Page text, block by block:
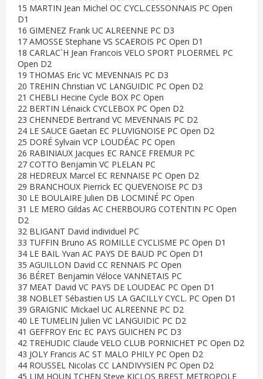
15 MARTIN Jean Michel OC CYCL.CESSONNAIS PC Open
D1
16 GIMENEZ Frank UC ALREENNE PC D3
17 AMOSSE Stephane VS SCAEROIS PC Open D1
18 CARLAC`H Jean Francois VELO SPORT PLOERMEL PC
Open D2
19 THOMAS Eric VC MEVENNAIS PC D3
20 TREHIN Christian VC LANGUIDIC PC Open D2
21 CHEBLI Hecine Cycle BOX PC Open
22 BERTIN Lénaick CYCLEBOX PC Open D2
23 CHENNEDE Bertrand VC MEVENNAIS PC D2
24 LE SAUCE Gaetan EC PLUVIGNOISE PC Open D2
25 DORÉ Sylvain VCP LOUDÉAC PC Open
26 RABINIAUX Jacques EC RANCE FREMUR PC
27 COTTO Benjamin VC PLELAN PC
28 HEDREUX Marcel EC RENNAISE PC Open D2
29 BRANCHOUX Pierrick EC QUEVENOISE PC D3
30 LE BOULAIRE Julien DB LOCMINÉ PC Open
31 LE MERO Gildas AC CHERBOURG COTENTIN PC Open
D2
32 BLIGANT David individuel PC
33 TUFFIN Bruno AS ROMILLE CYCLISME PC Open D1
34 LE BAIL Yvan AC PAYS DE BAUD PC Open D1
35 AGUILLON David CC RENNAIS PC Open
36 BÉRET Benjamin Véloce VANNETAIS PC
37 MEAT David VC PAYS DE LOUDEAC PC Open D1
38 NOBLET Sébastien US LA GACILLY CYCL. PC Open D1
39 GRAIGNIC Mickael UC ALREENNE PC D2
40 LE TUMELIN Julien VC LANGUIDIC PC D2
41 GEFFROY Eric EC PAYS GUICHEN PC D3
42 TREHUDIC Claude VELO CLUB PORNICHET PC Open D2
43 JOLY Francis AC ST MALO PHILY PC Open D2
44 ROUSSEL Nicolas CC LANDIVYSIEN PC Open D2
45 LIM HOUN TCHEN Steve KICLOS BREST METROPOLE